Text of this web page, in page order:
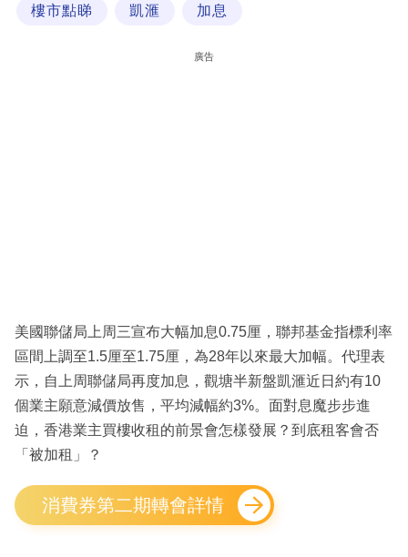
樓市點睇 凱滙 加息
廣告
美國聯儲局上周三宣布大幅加息0.75厘，聯邦基金指標利率
區間上調至1.5厘至1.75厘，為28年以來最大加幅。代理表
示，自上周聯儲局再度加息，觀塘半新盤凱滙近日約有10
個業主願意減價放售，平均減幅約3%。面對息魔步步進
迫，香港業主買樓收租的前景會怎樣發展？到底租客會否
「被加租」？
消費券第二期轉會詳情